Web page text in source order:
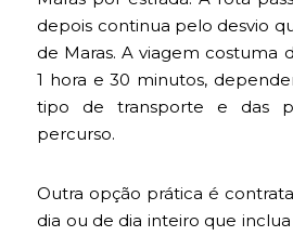
depois continua pelo desvio
de Maras. A viagem costuma
1 hora e 30 minutos,
tipo de transporte e das
percurso.
Outra opção prática é
dia ou de dia inteiro que